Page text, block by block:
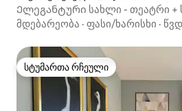
Ელეგანტური
მდებარეობა · ფასი/ხარისხი ·
სტუმართა რჩეული
სტუმართა რჩეული